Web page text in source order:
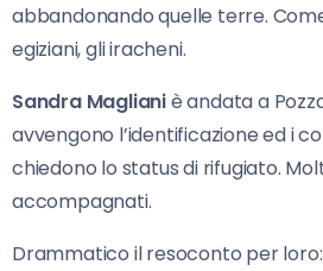
abbandonando quelle terre.
egiziani, gli iracheni.
Sandra Maglianiè andata a
avvengono l’identificazione ed i
chiedono lo status di rifugiato.
accompagnati.
Drammatico il resoconto per